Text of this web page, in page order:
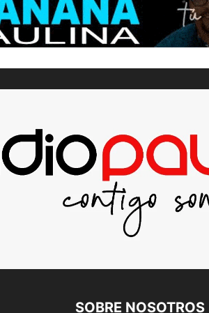
SOBRE NOSOTROS